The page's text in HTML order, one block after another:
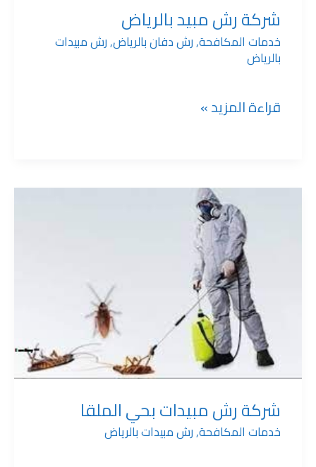
شركة رش مبيد بالرياض
خدمات المكافحة,رش دفان بالرياض,رش مبيدات
بالرياض
قراءة المزيد »
شركة رش مبيدات بحي الملقا
خدمات المكافحة,رش مبيدات بالرياض
مبيدات
بحي
الملقا